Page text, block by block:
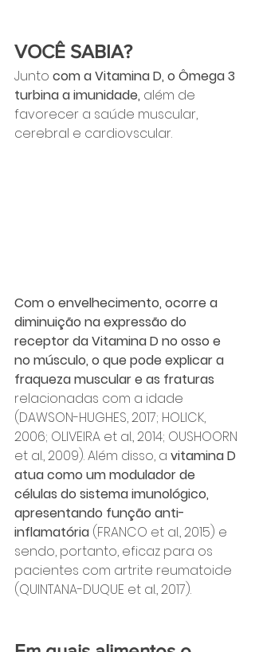
VOCÊ SABIA?
Junto com a Vitamina D, o Ômega 3
turbina a imunidade, além de
favorecer a saúde muscular,
cerebral e cardiovscular.
Com o envelhecimento, ocorre a
diminuição na expressão do
receptor da Vitamina D no osso e
no músculo, o que pode explicar a
fraqueza muscular e as fraturas
relacionadas com a idade
(DAWSON-HUGHES, 2017; HOLICK,
2006; OLIVEIRA et al., 2014; OUSHOORN
et al., 2009). Além disso, a vitamina D
atua como um modulador de
células do sistema imunológico,
apresentando função anti-
inflamatória (FRANCO et al., 2015) e
sendo, portanto, eficaz para os
pacientes com artrite reumatoide
(QUINTANA-DUQUE et al., 2017).